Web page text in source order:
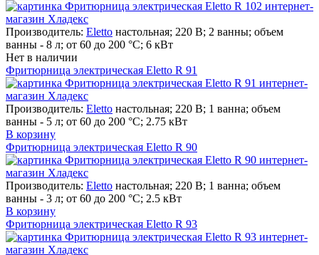
Производитель: Eletto настольная; 220 В; 2 ванны; объем
ванны - 8 л; от 60 до 200 °С; 6 кВт
Нет в наличии
Фритюрница электрическая Eletto R 91
Производитель: Eletto настольная; 220 В; 1 ванна; объем
ванны - 5 л; от 60 до 200 °С; 2.75 кВт
В корзину
Фритюрница электрическая Eletto R 90
Производитель: Eletto настольная; 220 В; 1 ванна; объем
ванны - 3 л; от 60 до 200 °С; 2.5 кВт
В корзину
Фритюрница электрическая Eletto R 93